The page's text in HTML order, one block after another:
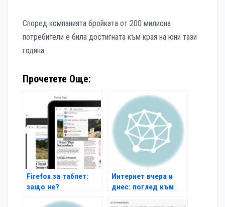
Според компанията бройката от 200 милиона
потребители е била достигната към края на юни тази
година.
Прочетете Още:
Firefox за таблет:
защо не?
Интернет вчера и
днес: поглед към